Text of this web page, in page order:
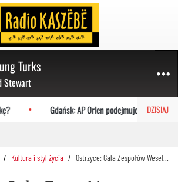
Turks
Stewart
DZISIAJ
Gdańsk: AP Orlen podejmuje Uniwersytet
Kultura i styl życia Ostrzyce: Gala Zespołów Weselnych odwołana